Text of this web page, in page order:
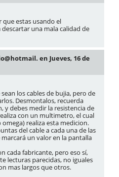
estas usando el
una mala calidad de
en Jueves, 16 de
los cables de bujia, pero de
Desmontalos, recuerda
y debes medir la resistencia de
con un multimetro, el cual
realiza esta medicion.
del cable a cada una de las
un valor en la pantalla
cada fabricante, pero eso sí,
lecturas parecidas, no iguales
mas largos que otros.